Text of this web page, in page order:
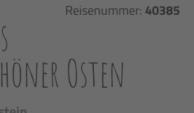
Reisenummer: 40385
Osten